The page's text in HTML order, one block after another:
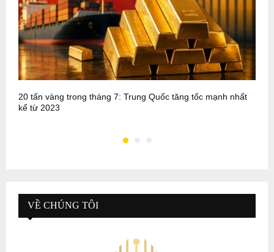
20 tấn vàng trong tháng 7: Trung Quốc tăng tốc mạnh nhất
kể từ 2023
VỀ CHÚNG TÔI